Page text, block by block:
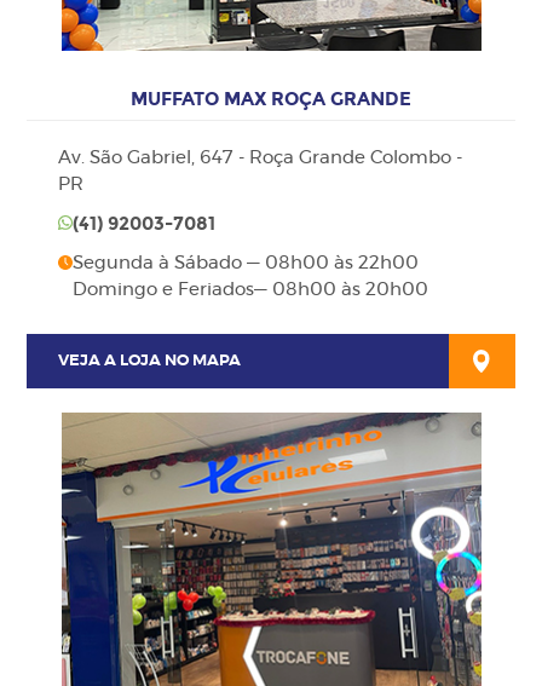
MUFFATO MAX ROÇA GRANDE
Av. São Gabriel, 647 - Roça Grande Colombo -
PR
(41)92003-7081
Segunda à Sábado — 08h00 às 22h00
Domingo e Feriados— 08h00 às 20h00
VEJA A LOJA NO MAPA